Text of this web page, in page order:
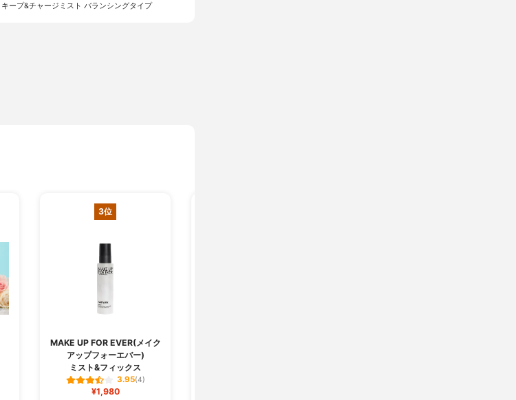
キープ&チャージミスト バランシングタイプ
3位
MAKE UP FOR EVER(メイク
アップフォーエバー)
ミスト&フィックス
3.95(4)
¥1,980